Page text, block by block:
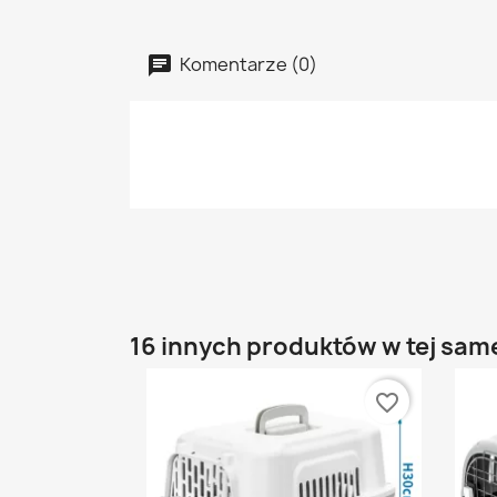
Komentarze (0)
16 innych produktów w tej
favorite_border